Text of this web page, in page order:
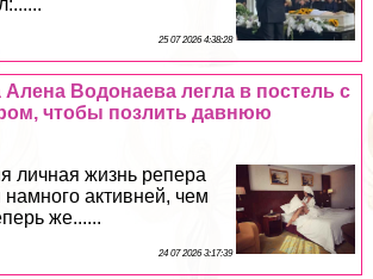
25 07 2026 4:38:28
Водонаева легла в постель с
чтобы позлить давнюю
личная жизнь репера
активней, чем
же......
24 07 2026 3:17:39